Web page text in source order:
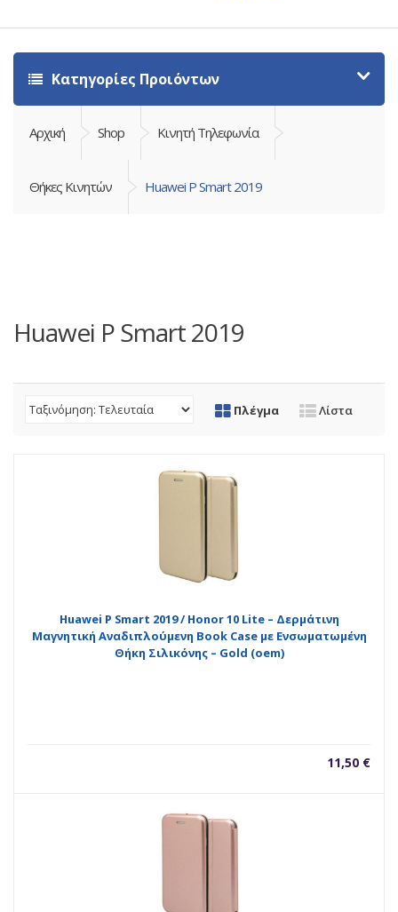
Κατηγορίες Προιόντων
Αρχική Shop Κινητή Τηλεφωνία
Θήκες Κινητών Huawei P Smart 2019
Huawei P Smart 2019
Πλέγμα Λίστα
Huawei P Smart 2019 / Honor 10 Lite – Δερμάτινη
Μαγνητική Αναδιπλούμενη Book Case με Ενσωματωμένη
Θήκη Σιλικόνης – Gold (oem)
11,50 €